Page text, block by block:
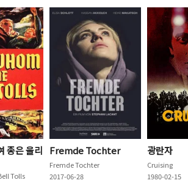
종은 울리
Tolls
Fremde Tochter
Fremde Tochter
2017-06-28
광란자
Cruising
1980-02-15